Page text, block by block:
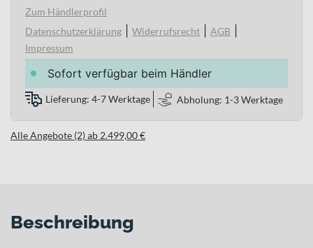
Zum Händlerprofil
Datenschutzerklärung
Widerrufsrecht AGB
Impressum
Sofort verfügbar beim Händler
Lieferung: 4-7 Werktage Abholung: 1-3 Werktage
Alle Angebote (2) ab 2.499,00 €
Beschreibung